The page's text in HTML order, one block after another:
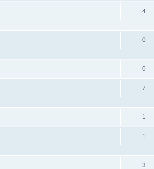
4
0
0
7
1
1
3